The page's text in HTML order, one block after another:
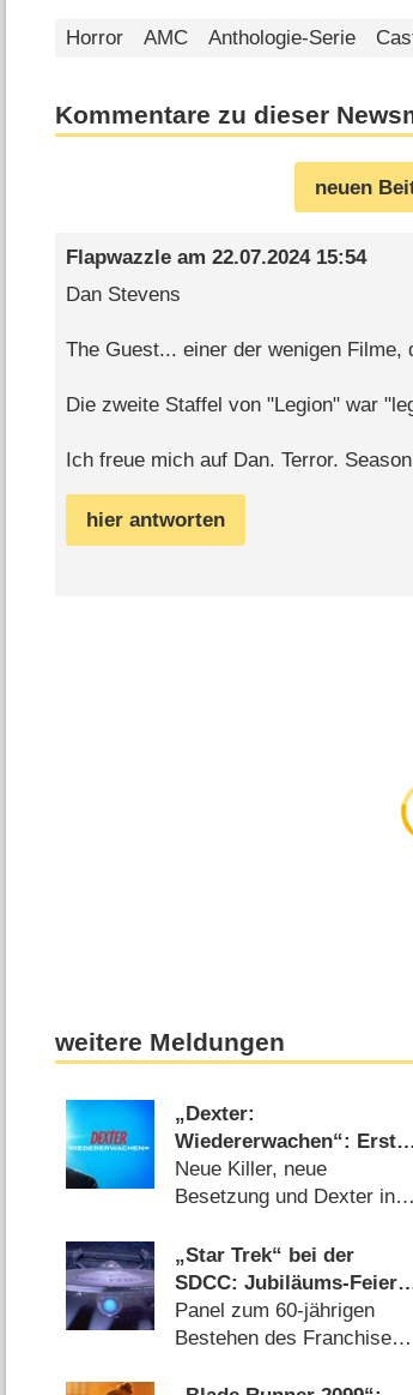
Horror AMC Anthologie-Serie
Kommentare zu dieser
neuen
Flapwazzleam 22.07.2024 15:54
Dan Stevens
The Guest... einer der wenigen
Die zweite Staffel von "Legion" war
Ich freue mich auf Dan. Terror.
hier antworten
weitere Meldungen
„Dexter:
Wiedererwachen“: Erster
Blick auf Staffel 2 mit
Michael C. Hall enthüllt
Neue Killer, neue
Besetzung und Dexter in
(30.07.2026)
„Star Trek“ bei der
SDCC: Jubiläums-Feier
ohne William Shatner
Panel zum 60-jährigen
Bestehen des Franchises